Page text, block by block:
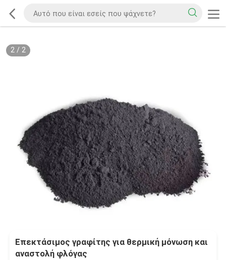
2/ 2
Επεκτάσιμος γραφίτης για θερμική μόνωση και
αναστολή φλόγας